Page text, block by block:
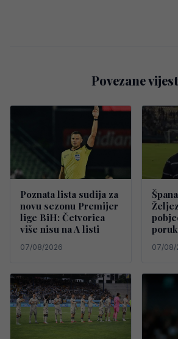
Povezane
Poznata lista sudija za
novu sezonu Premijer
lige BiH: Četvorica
više nisu na A listi
07/08/2026 07/08/